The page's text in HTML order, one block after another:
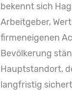
bekennt sich
Arbeitgeber,
firmeneigenen
Bevölkerung
Hauptstandort,
langfristig